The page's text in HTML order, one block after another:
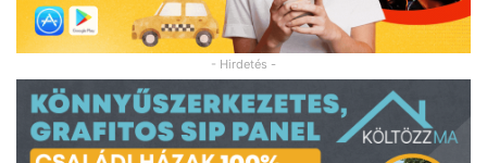
- Hirdetés -